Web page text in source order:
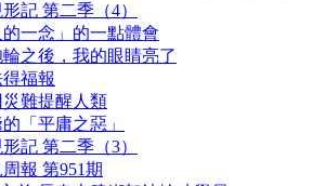
記 第二季（4）
的一念」的一點體會
之後，我的眼睛亮了
福報
難提醒人類
「平庸之惡」
記 第二季（3）
周報 第951期